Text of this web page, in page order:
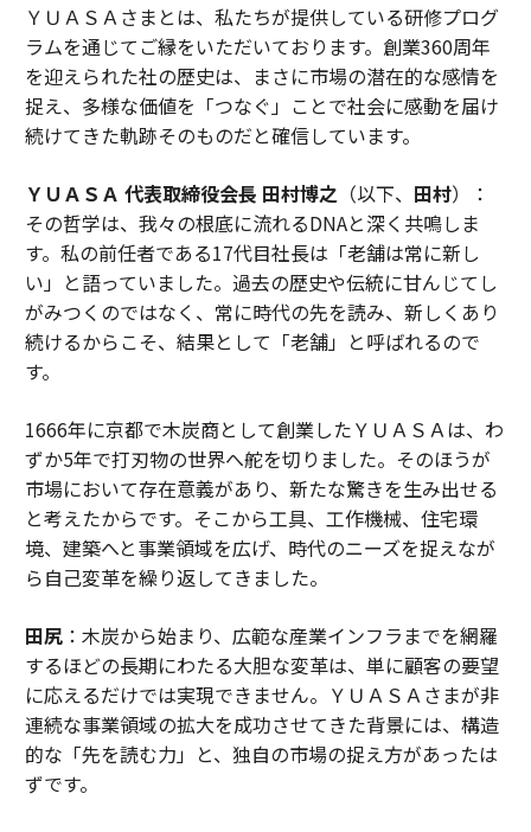
ＹＵＡＳＡさまとは、私たちが提供している研修プログ
ラムを通じてご縁をいただいております。創業360周年
を迎えられた社の歴史は、まさに市場の潜在的な感情を
捉え、多様な価値を「つなぐ」ことで社会に感動を届け
続けてきた軌跡そのものだと確信しています。
ＹＵＡＳＡ 代表取締役会長 田村博之 （以下、 田村）：
その哲学は、我々の根底に流れるDNAと深く共鳴しま
す。私の前任者である17代目社長は「老舗は常に新し
い」と語っていました。過去の歴史や伝統に甘んじてし
がみつくのではなく、常に時代の先を読み、新しくあり
続けるからこそ、結果として「老舗」と呼ばれるので
す。
1666年に京都で木炭商として創業したＹＵＡＳＡは、わ
ずか5年で打刃物の世界へ舵を切りました。そのほうが
市場において存在意義があり、新たな驚きを生み出せる
と考えたからです。そこから工具、工作機械、住宅環
境、建築へと事業領域を広げ、時代のニーズを捉えなが
ら自己変革を繰り返してきました。
田尻：木炭から始まり、広範な産業インフラまでを網羅
するほどの長期にわたる大胆な変革は、単に顧客の要望
に応えるだけでは実現できません。ＹＵＡＳＡさまが非
連続な事業領域の拡大を成功させてきた背景には、構造
的な「先を読む力」と、独自の市場の捉え方があったは
ずです。